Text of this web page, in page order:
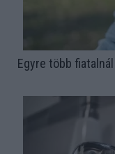
Egyre több